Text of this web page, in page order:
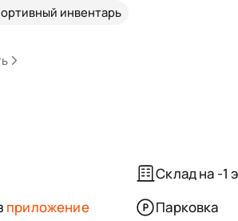
инвентарь
Склад на -1
приложение
Парковка